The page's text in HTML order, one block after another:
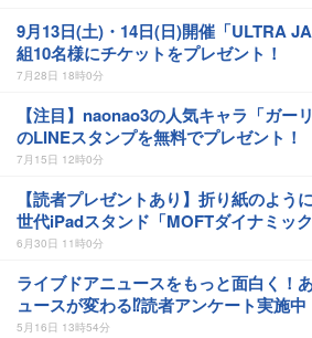
9月13日(土)・14日(日)開催「ULTRA
組10名様にチケットをプレゼント！
7月28日 18時0分
【注目】naonao3の人気キャラ「ガー
のLINEスタンプを無料でプレゼント！
7月15日 12時0分
【読者プレゼントあり】折り紙のよう
世代iPadスタンド「MOFTダイナミッ
使ってみた
6月30日 11時0分
ライブドアニュースをもっと面白く！
ュースが変わる⁉読者アンケート実施中
5月16日 13時54分